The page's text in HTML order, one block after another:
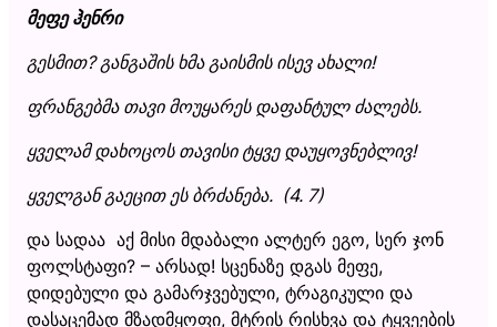
მეფე ჰენრი
გესმით? განგაშის ხმა გაისმის ისევ ახალი!
ფრანგებმა თავი მოუყარეს დაფანტულ ძალებს.
ყველამ დახოცოს თავისი ტყვე დაუყოვნებლივ!
ყველგან გაეცით ეს ბრძანება. (4. 7)
და სადაა აქ მისი მდაბალი ალტერ ეგო, სერ ჯონ
ფოლსტაფი? – არსად! სცენაზე დგას მეფე,
დიდებული და გამარჯვებული, ტრაგიკული და
დასაცემად მზადმყოფი, მტრის რისხვა და ტყვეების